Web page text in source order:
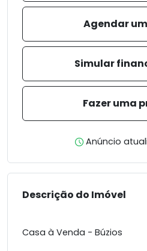
Agendar
Simular
Fazer uma
Anúncio
Descrição do Imóvel
Casa à Venda - Búzios